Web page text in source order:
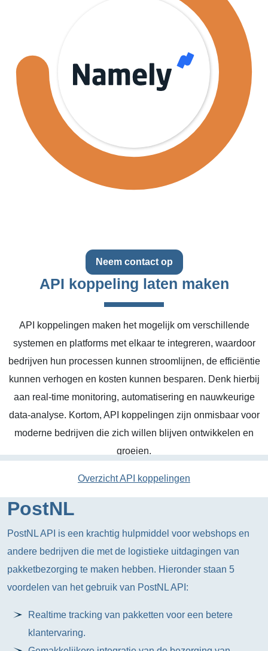
Neem contact op
API koppeling laten maken
API koppelingen maken het mogelijk om verschillende
systemen en platforms met elkaar te integreren, waardoor
bedrijven hun processen kunnen stroomlijnen, de efficiëntie
kunnen verhogen en kosten kunnen besparen. Denk hierbij
aan real-time monitoring, automatisering en nauwkeurige
data-analyse. Kortom, API koppelingen zijn onmisbaar voor
moderne bedrijven die zich willen blijven ontwikkelen en
groeien.
Overzicht API koppelingen
PostNL
PostNL API is een krachtig hulpmiddel voor webshops en
andere bedrijven die met de logistieke uitdagingen van
pakketbezorging te maken hebben. Hieronder staan 5
voordelen van het gebruik van PostNL API:
Realtime tracking van pakketten voor een betere
klantervaring.